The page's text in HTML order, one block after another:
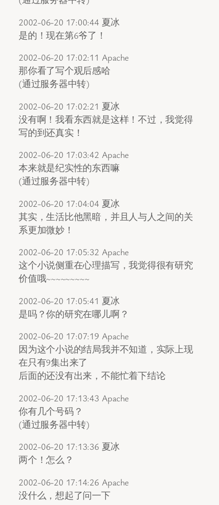
2002-06-20 17:00:44 夏冰
是的！现在第6爷了！
2002-06-20 17:02:11 Apache
那你看了写个观后感哈
(通过服务器中转)
2002-06-20 17:02:21 夏冰
没有啊！我看东西就是这样！不过，我觉得
写的到还真实！
2002-06-20 17:03:42 Apache
本来就是纪实性的东西嘛
(通过服务器中转)
2002-06-20 17:04:04 夏冰
其实，生活比他黑暗，并且人与人之间的关
系更加微妙！
2002-06-20 17:05:32 Apache
这个小说侧重在心理描写，我觉得很有研究
价值哦~~~~~~~~~
2002-06-20 17:05:41 夏冰
是吗？你的研究在哪儿啊？
2002-06-20 17:07:19 Apache
因为这个小说的结局我并不知道，实际上现
在只有9集出来了
后面的还没有出来，不能忙着下结论
2002-06-20 17:13:43 Apache
你有几个号码？
(通过服务器中转)
2002-06-20 17:13:36 夏冰
两个！怎么？
2002-06-20 17:14:26 Apache
没什么，想起了问一下